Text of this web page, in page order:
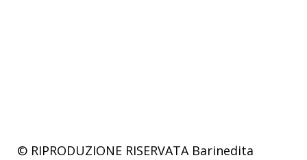
© RIPRODUZIONE RISERVATA Barinedita